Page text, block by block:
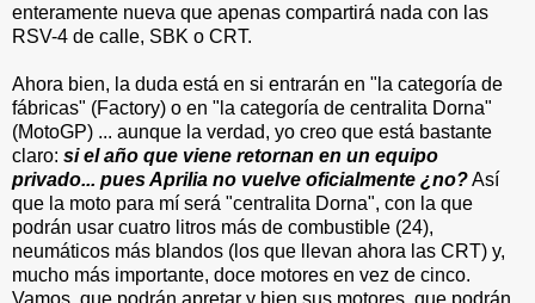
enteramente nueva que apenas compartirá nada con las
RSV-4 de calle, SBK o CRT.
Ahora bien, la duda está en si entrarán en "la categoría de
fábricas" (Factory) o en "la categoría de centralita Dorna"
(MotoGP) ... aunque la verdad, yo creo que está bastante
claro: si el año que viene retornan en un equipo
privado... pues Aprilia no vuelve oficialmente ¿no?Así
que la moto para mí será "centralita Dorna", con la que
podrán usar cuatro litros más de combustible (24),
neumáticos más blandos (los que llevan ahora las CRT) y,
mucho más importante, doce motores en vez de cinco.
Vamos, que podrán apretar y bien sus motores, que podrán